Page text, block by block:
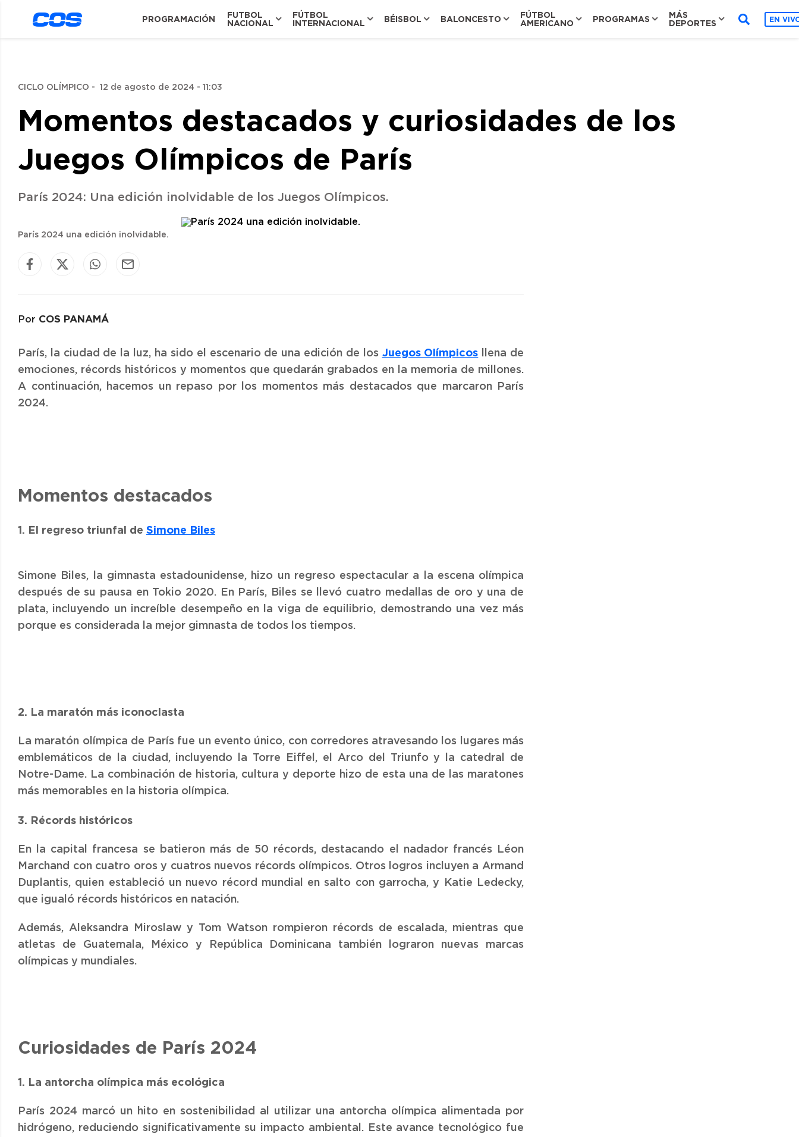
PROGRAMACIÓN
FUTBOL
NACIONAL
FÚTBOL
INTERNACIONAL
BÉISBOL BALONCESTO
FÚTBOL
AMERICANO
PROGRAMAS
MÁS
DEPORTES
EN
CICLO OLÍMPICO - 12 de agosto de 2024 - 11:03
Momentos destacados y curiosidades de los
Juegos Olímpicos de París
París 2024: Una edición inolvidable de los Juegos Olímpicos.
París 2024 una edición inolvidable.
Por COS PANAMÁ
París, la ciudad de la luz, ha sido el escenario de una edición de los Juegos Olímpicos llena de
emociones, récords históricos y momentos que quedarán grabados en la memoria de millones.
A continuación, hacemos un repaso por los momentos más destacados que marcaron París
2024.
Momentos destacados
1. El regreso triunfal de Simone Biles
Simone Biles, la gimnasta estadounidense, hizo un regreso espectacular a la escena olímpica
después de su pausa en Tokio 2020. En París, Biles se llevó cuatro medallas de oro y una de
plata, incluyendo un increíble desempeño en la viga de equilibrio, demostrando una vez más
porque es considerada la mejor gimnasta de todos los tiempos.
2. La maratón más iconoclasta
La maratón olímpica de París fue un evento único, con corredores atravesando los lugares más
emblemáticos de la ciudad, incluyendo la Torre Eiffel, el Arco del Triunfo y la catedral de
Notre-Dame. La combinación de historia, cultura y deporte hizo de esta una de las maratones
más memorables en la historia olímpica.
3. Récords históricos
En la capital francesa se batieron más de 50 récords, destacando el nadador francés Léon
Marchand con cuatro oros y cuatros nuevos récords olímpicos. Otros logros incluyen a Armand
Duplantis, quien estableció un nuevo récord mundial en salto con garrocha, y Katie Ledecky,
que igualó récords históricos en natación.
Además, Aleksandra Miroslaw y Tom Watson rompieron récords de escalada, mientras que
atletas de Guatemala, México y República Dominicana también lograron nuevas marcas
olímpicas y mundiales.
Curiosidades de París 2024
1. La antorcha olímpica más ecológica
París 2024 marcó un hito en sostenibilidad al utilizar una antorcha olímpica alimentada por
hidrógeno, reduciendo significativamente su impacto ambiental. Este avance tecnológico fue